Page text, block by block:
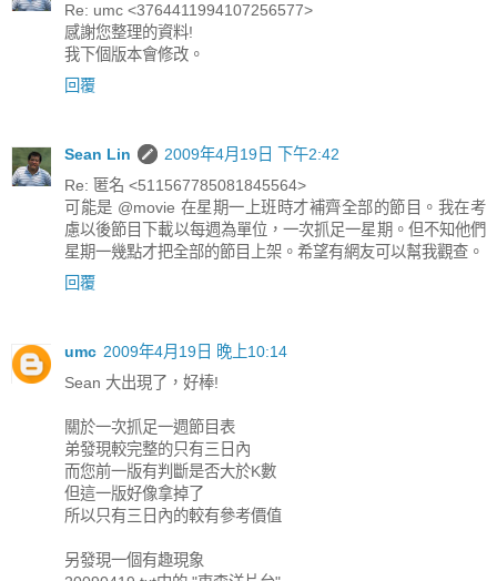
Re: umc <3764411994107256577>
感謝您整理的資料!
我下個版本會修改。
回覆
Sean Lin
2009年4月19日 下午2:42
Re: 匿名 <511567785081845564>
可能是 @movie 在星期一上班時才補齊全部的節目。我在考
慮以後節目下載以每週為單位，一次抓足一星期。但不知他們
星期一幾點才把全部的節目上架。希望有網友可以幫我觀查。
回覆
umc 2009年4月19日 晚上10:14
Sean 大出現了，好棒!
關於一次抓足一週節目表
弟發現較完整的只有三日內
而您前一版有判斷是否大於K數
但這一版好像拿掉了
所以只有三日內的較有參考價值
另發現一個有趣現象